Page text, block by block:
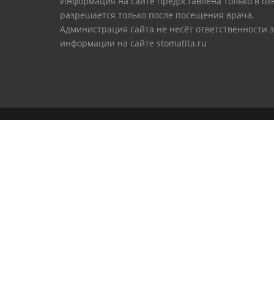
разрешается только после посещения врача.
Администрация сайта не несёт
информации на сайте stomatita.ru